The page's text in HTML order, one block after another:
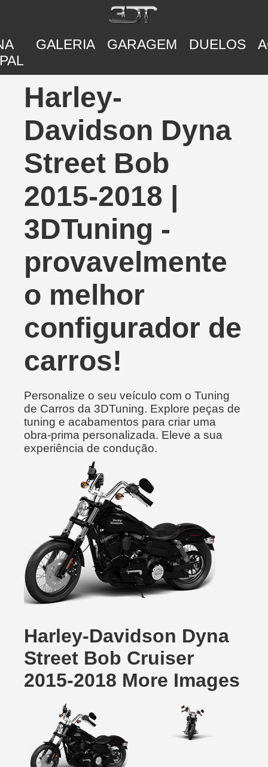
GALERIA GARAGEM DUELOS
Harley-
Davidson Dyna
Street Bob
2015-2018 |
3DTuning -
provavelmente
o melhor
configurador de
carros!
Personalize o seu veículo com o Tuning
de Carros da 3DTuning. Explore peças de
tuning e acabamentos para criar uma
obra-prima personalizada. Eleve a sua
experiência de condução.
Harley-Davidson Dyna
Street Bob Cruiser
2015-2018 More Images